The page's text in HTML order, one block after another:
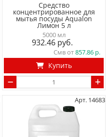
Средство
концентрированное для
мытья посуды Aqualon
Лимон 5 л
5000 мл
932.46
Смв от857.86
Купить
Арт. 14683